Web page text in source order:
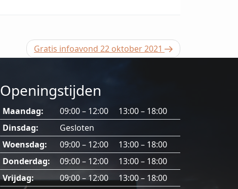
Volgend
bericht
Gratis infoavond 22 oktober 2021
Openingstijden
Maandag:
09:00 – 12:00 13:00 – 18:00
Dinsdag:
Gesloten
Woensdag:
09:00 – 12:00 13:00 – 18:00
Donderdag:
09:00 – 12:00 13:00 – 18:00
Vrijdag:
09:00 – 12:00 13:00 – 18:00